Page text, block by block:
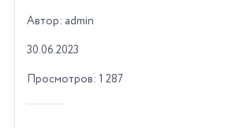
Автор: admin
30.06.2023
Просмотров: 1 287